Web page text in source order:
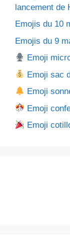
lancement de
Emojis du 10
Emojis du 9
Emoji
Emoji sac
Emoji
Emoji
Emoji